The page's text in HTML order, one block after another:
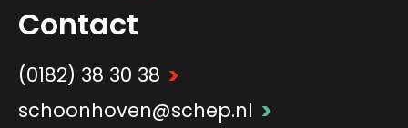
Contact
(0182) 38 30 38 >
schoonhoven@schep.nl >